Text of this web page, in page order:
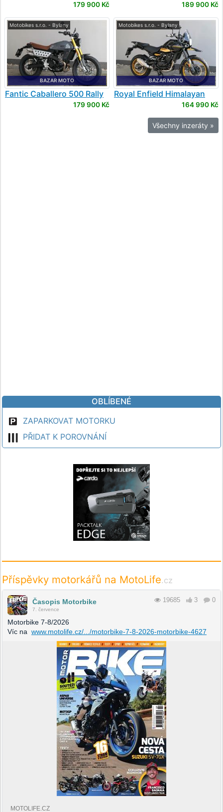
179 900 Kč 189 900 Kč
Motobikes s.r.o. - Bylany
BAZAR MOTO
Fantic Caballero 500 Rally
179 900 Kč
Motobikes s.r.o. - Bylany
BAZAR MOTO
Royal Enfield Himalayan
164 990 Kč
Všechny inzeráty »
OBLÍBENÉ
ZAPARKOVAT MOTORKU
PŘIDAT K POROVNÁNÍ
Příspěvky motorkářů na MotoLife.cz
Časopis Motorbike
7. července
19685 3 0
Motorbike 7-8/2026
Víc na www.motolife.cz/.../motorbike-7-8-2026-motorbike-4627
MOTOLIFE.CZ